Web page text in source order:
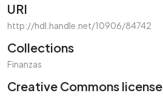
URI
http://hdl.handle.net/10906/84742
Collections
Finanzas
Creative Commons license